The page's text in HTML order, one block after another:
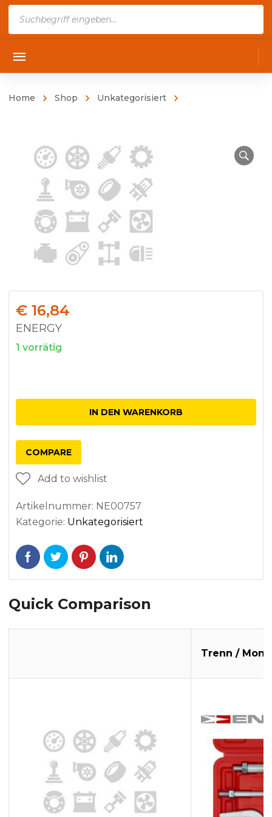
Home Shop Unkategorisiert
€ 16,84
ENERGY
1 vorrätig
IN DEN WARENKORB
COMPARE
Add to wishlist
Artikelnummer: NE00757
Kategorie: Unkategorisiert
Quick Comparison
Trenn /